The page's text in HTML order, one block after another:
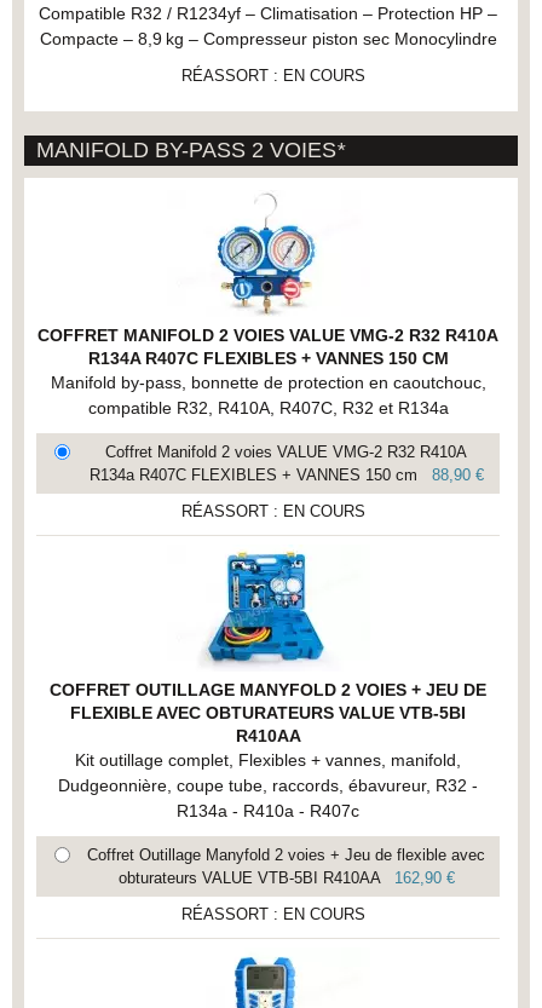
Compatible R32 / R1234yf – Climatisation – Protection HP –
Compacte – 8,9 kg – Compresseur piston sec Monocylindre
RÉASSORT : EN COURS
MANIFOLD BY-PASS 2 VOIES*
COFFRET MANIFOLD 2 VOIES VALUE VMG-2 R32 R410A
R134A R407C FLEXIBLES + VANNES 150 CM
Manifold by-pass, bonnette de protection en caoutchouc,
compatible R32, R410A, R407C, R32 et R134a
Coffret Manifold 2 voies VALUE VMG-2 R32 R410A
R134a R407C FLEXIBLES + VANNES 150 cm 88,90 €
RÉASSORT : EN COURS
COFFRET OUTILLAGE MANYFOLD 2 VOIES + JEU DE
FLEXIBLE AVEC OBTURATEURS VALUE VTB-5BI
R410AA
Kit outillage complet, Flexibles + vannes, manifold,
Dudgeonnière, coupe tube, raccords, ébavureur, R32 -
R134a - R410a - R407c
Coffret Outillage Manyfold 2 voies + Jeu de flexible avec
obturateurs VALUE VTB-5BI R410AA 162,90 €
RÉASSORT : EN COURS